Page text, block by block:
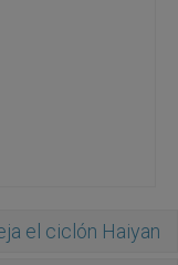
el ciclón Haiyan